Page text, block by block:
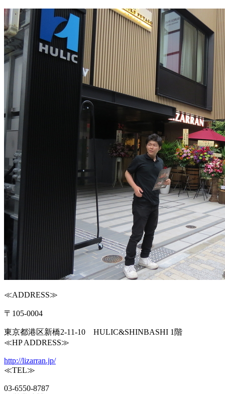
≪ADDRESS≫
〒105-0004
東京都港区新橋2-11-10 HULIC&SHINBASHI 1階
≪HP ADDRESS≫
http://lizarran.jp/
≪TEL≫
03-6550-8787